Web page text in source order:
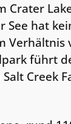
Crater
See hat
Verhältnis
führt
Creek